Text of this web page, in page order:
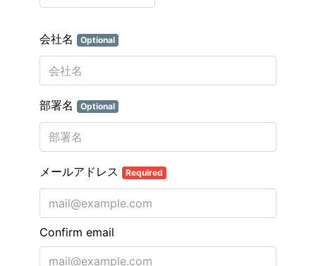
会社名 Optional
部署名 Optional
メールアドレス Required
Confirm email